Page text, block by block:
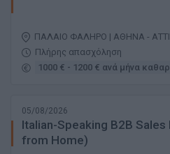
ΠΑΛΑΙΟ ΦΑΛΗΡΟ | ΑΘΗΝΑ -
Πλήρης απασχόληση
1000 € - 1200 € ανά μήνα
05/08/2026
Italian-Speaking B2B
from Home)